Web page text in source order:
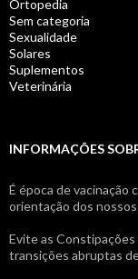
Ortopedia
Sem categoria
Sexualidade
Solares
Suplementos
Veterinária
INFORMAÇÕES
É época de vacinação
orientação dos
Evite as
transições abruptas